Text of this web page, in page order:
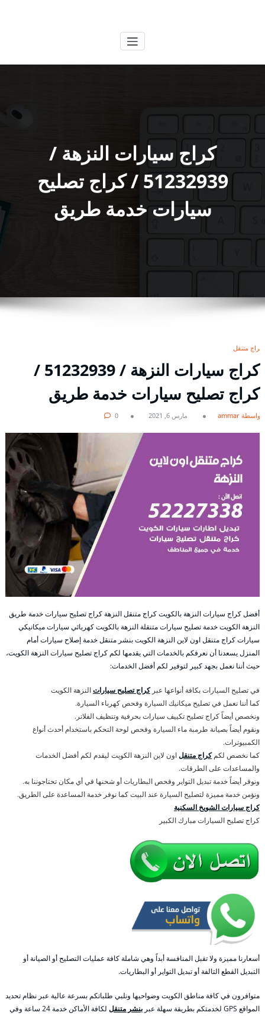
كراج سيارات النزهة /
51232939‬ / كراج تصليح
سيارات خدمة طريق
كراج متنقل
كراج سيارات النزهة / 51232939‬ /
كراج تصليح سيارات خدمة طريق
بواسطة ammar مارس 6, 2021 0
أفضل كراج سيارات النزهة بالكويت كراج متنقل النزهة كراج تصليح سيارات خدمة طريق
النزهة الكويت خدمة تصليح سيارات متنقلة النزهة بالكويت كهربائي سيارات ميكانيكي
سيارات كراج متنقل اون لاين النزهة الكويت بنشر متنقل خدمة إصلاح سيارات أمام
المنزل يسعدنا أن نعرفكم بالخدمات التي يقدمها لكم كراج تصليح سيارات النزهة الكويت،
حيث أننا نعمل بجهد كبير لتوفير لكم أفضل الخدمات:
في تصليح السيارات بكافة أنواعها عبركراج تصليح سياراتالنزهة الكويت
كما أننا نعمل في تصليح ميكانيك السيارة وفحص كهرباء السيارة.
ونخصص أيضاً كراج تصليح تكييف سيارات بحرفية وتنظيف الفلاتر.
ونقوم أيضاً بصيانة طرمبة ماء السيارة وفحص لوحة التحكم باستخدام أحدث أنواع
الكمبيوترات.
كما نخصص لكمكراج متنقلاون لاين النزهة الكويت ليقدم لكم أفضل الخدمات
والمساعدات على الطرقات.
ونوفر أيضاً خدمة تبديل التواير وفحص البطاريات أو شحنها في أي مكان تحتاجوننا به.
ونؤمن خدمة مميزة لتصليح السيارة عند البيت كما نوفر خدمة المساعدة على الطريق.
كراج سيارات الشويخ السكنية
كراج تصليح السيارات مبارك الكبير
أسعارنا مميزة ولا تقبل المنافسة أبداً وهي شاملة كافة عمليات التصليح أو الصيانة أو
التبديل القطع التالفة أو تبديل التواير أو البطاريات.
متوافرون في كافة مناطق الكويت وضواحيها ونلبي طلباتكم بسرعة عالية عبر نظام تحديد
المواقع GPS لخدمتكم بطريقة سهلة عبر
بنشر متنقل
لكافة الأماكن خدمة 24 ساعة وفي